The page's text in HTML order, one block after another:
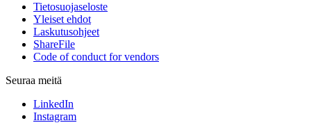
Tietosuojaseloste
Yleiset ehdot
Laskutusohjeet
ShareFile
Code of conduct for vendors
Seuraa meitä
LinkedIn
Instagram